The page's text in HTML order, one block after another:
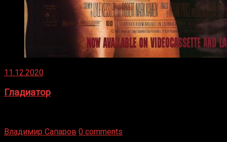
11.12.2020
Гладиатор
Владимир Сапаров 0 comments